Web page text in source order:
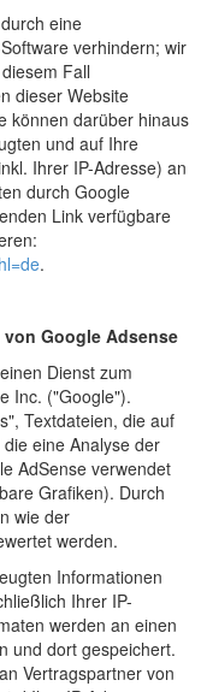
eine
verhindern; wir
Fall
dieser Website
können darüber hinaus
und auf Ihre
Ihrer IP-Adresse) an
durch Google
Link verfügbare
.
Google Adsense
Dienst zum
Inc. ("Google").
Textdateien, die auf
eine Analyse der
AdSense verwendet
Grafiken). Durch
wie der
werden.
Informationen
Ihrer IP-
werden an einen
und dort gespeichert.
Vertragspartner von